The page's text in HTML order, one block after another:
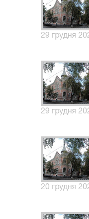
29 грудня
29 грудня
20 грудня